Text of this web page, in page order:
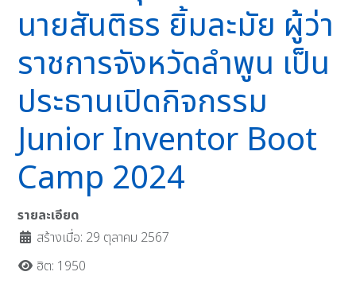
นายสันติธร ยิ้มละมัย ผู้ว่า
ราชการจังหวัดลำพูน เป็น
ประธานเปิดกิจกรรม
Junior Inventor Boot
Camp 2024
รายละเอียด
สร้างเมื่อ: 29 ตุลาคม 2567
ฮิต: 1950